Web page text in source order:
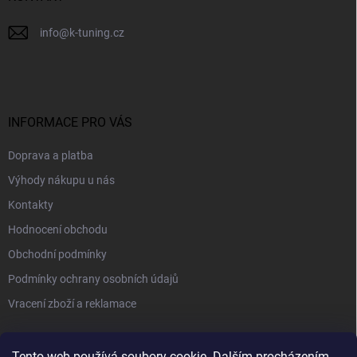
info@k-tuning.cz
INFORMACE PRO VÁS
Doprava a platba
Výhody nákupu u nás
Kontakty
Hodnocení obchodu
Obchodní podmínky
Podmínky ochrany osobních údajů
Vracení zboží a reklamace
PŘIJÍMÁME ONLINE PLATBY